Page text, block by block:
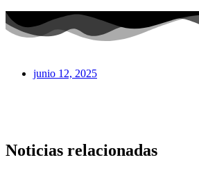
junio 12, 2025
Noticias relacionadas